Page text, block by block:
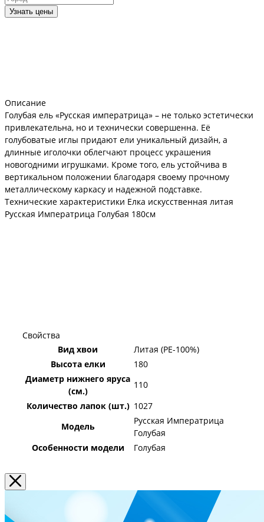
Узнать цены
Описание
Голубая ель «Русская императрица» – не только эстетически
привлекательна, но и технически совершенна. Её
голубоватые иглы придают ели уникальный дизайн, а
длинные иголочки облегчают процесс украшения
новогодними игрушками. Кроме того, ель устойчива в
вертикальном положении благодаря своему прочному
металлическому каркасу и надежной подставке.
Технические характеристики Елка искусственная литая
Русская Императрица Голубая 180см
Свойства
Вид хвои
Литая (PE-100%)
Высота елки
180
Диаметр нижнего яруса
(см.)
110
Количество лапок (шт.) 1027
Модель
Русская Императрица
Голубая
Особенности модели
Голубая